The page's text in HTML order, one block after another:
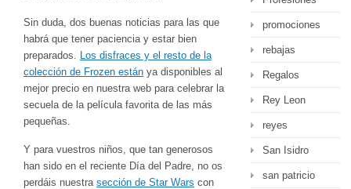
Sin duda, dos buenas noticias para las que
habrá que tener paciencia y estar bien
preparados.
Los disfraces y el resto de la
colección de Frozen están ya disponibles al
mejor precio en nuestra web para celebrar la
secuela de la película favorita de las más
pequeñas.
Y para vuestros niños, que tan generosos
han sido en el reciente Día del Padre, no os
perdáis nuestra sección de Star Wars con
promociones
rebajas
Regalos
Rey Leon
reyes
San Isidro
san patricio